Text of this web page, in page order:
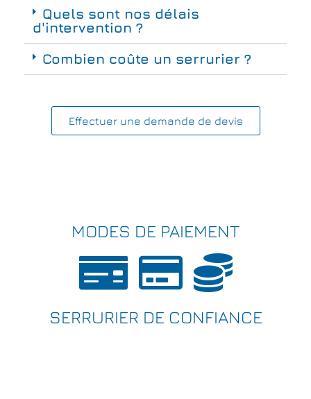
Quels sont nos délais
d'intervention ?
Combien coûte un serrurier ?
Effectuer une demande de devis
MODES DE PAIEMENT
SERRURIER DE CONFIANCE